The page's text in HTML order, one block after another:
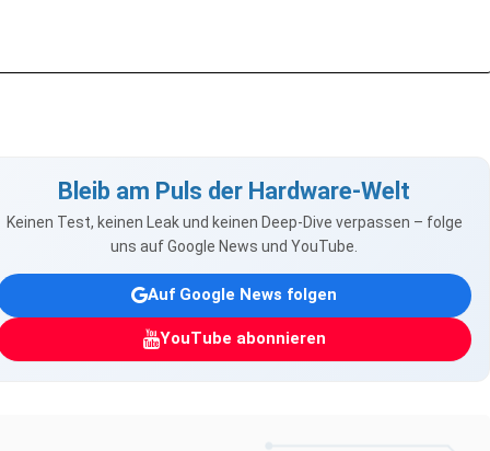
Bleib am Puls der Hardware-Welt
Keinen Test, keinen Leak und keinen Deep-Dive verpassen – folge
uns auf Google News und YouTube.
Auf Google News folgen
YouTube abonnieren